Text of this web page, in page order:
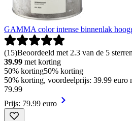
GAMMA color intense binnenlak
(15)Beoordeeld met 2.3 van de 5
39.99 met korting
50% korting50% korting
50% korting, voordeelprijs: 39.99 euro
79.99
Prijs: 79.99 euro